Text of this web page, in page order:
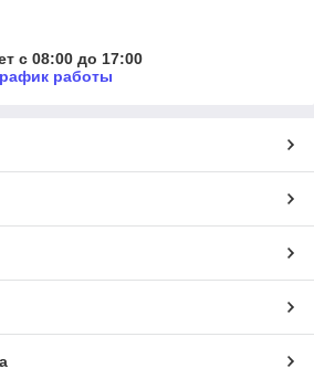
с 08:00 до 17:00
работы